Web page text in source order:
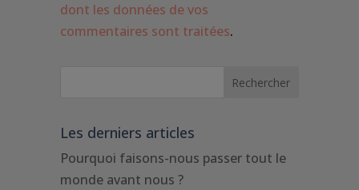
dont les données de vos
commentaires sont traitées.
Les derniers articles
Pourquoi faisons-nous passer tout le
monde avant nous ?